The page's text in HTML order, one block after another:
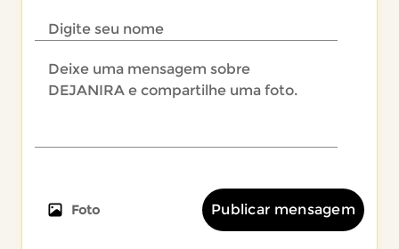
Foto Publicar mensagem